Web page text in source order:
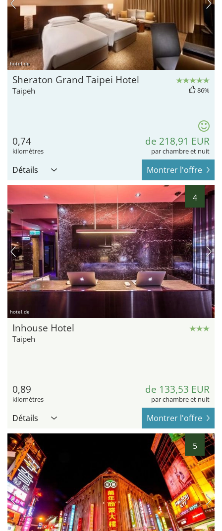
hotel.de
Sheraton Grand Taipei Hotel
Taipeh 86%
0,74
kilomètres
de 218,91 EUR
par chambre et nuit
Détails Montrer l'offre
4
hotel.de
Inhouse Hotel
Taipeh
0,89
kilomètres
de 133,53 EUR
par chambre et nuit
Détails Montrer l'offre
5